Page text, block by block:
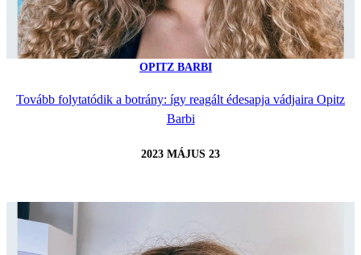
OPITZ BARBI
Tovább folytatódik a botrány: így reagált édesapja vádjaira Opitz
Barbi
2023 MÁJUS 23